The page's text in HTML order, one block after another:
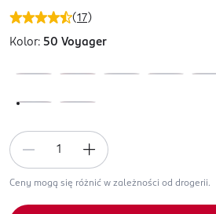
(17)
Kolor: 50 Voyager
Ceny mogą się różnić w zależności od drogerii.